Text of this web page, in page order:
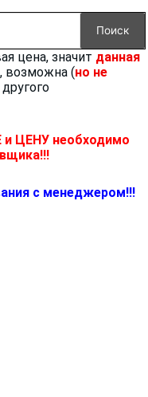
Поиск
цена, значит данная
, возможна (но не
ЦЕНУ необходимо
с менеджером!!!